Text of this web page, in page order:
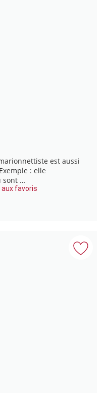
est aussi
: elle
sont …
favoris